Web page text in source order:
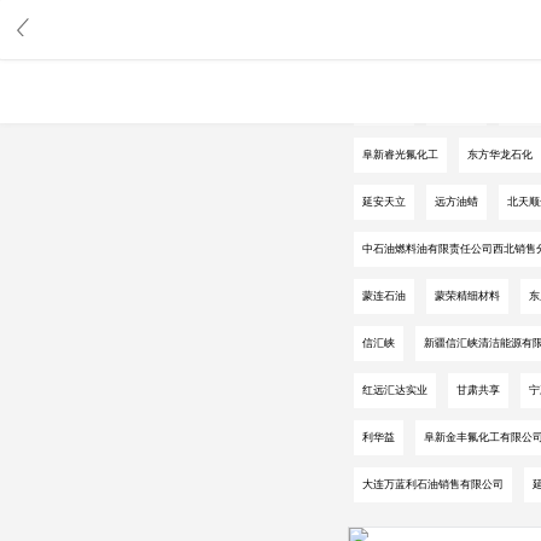
阜新睿光氟化工 东方华龙石化
延安天立 远方油蜡 北天
中石油燃料油有限责任公司西北销售
蒙连石油 蒙荣精细材料
信汇峡 新疆信汇峡清洁能源有
红远汇达实业 甘肃共享
利华益 阜新金丰氟化工有限公
大连万蓝利石油销售有限公司